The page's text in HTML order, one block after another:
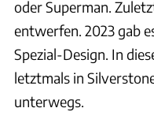
oder Superman.
entwerfen. 2023 gab
Spezial-Design. In
letztmals in
unterwegs.